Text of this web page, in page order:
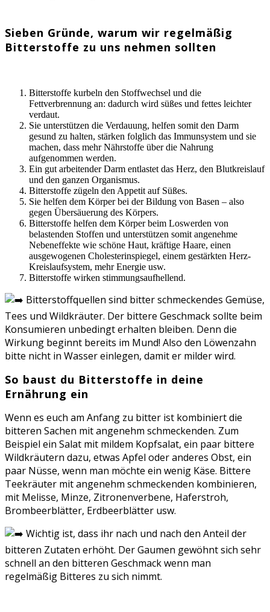
Sieben Gründe, warum wir regelmäßig
Bitterstoffe zu uns nehmen sollten
Bitterstoffe kurbeln den Stoffwechsel und die
Fettverbrennung an: dadurch wird süßes und fettes leichter
verdaut.
Sie unterstützen die Verdauung, helfen somit den Darm
gesund zu halten, stärken folglich das Immunsystem und sie
machen, dass mehr Nährstoffe über die Nahrung
aufgenommen werden.
Ein gut arbeitender Darm entlastet das Herz, den Blutkreislauf
und den ganzen Organismus.
Bitterstoffe zügeln den Appetit auf Süßes.
Sie helfen dem Körper bei der Bildung von Basen – also
gegen Übersäuerung des Körpers.
Bitterstoffe helfen dem Körper beim Loswerden von
belastenden Stoffen und unterstützen somit angenehme
Nebeneffekte wie schöne Haut, kräftige Haare, einen
ausgewogenen Cholesterinspiegel, einem gestärkten Herz-
Kreislaufsystem, mehr Energie usw.
Bitterstoffe wirken stimmungsaufhellend.
Bitterstoffquellen sind bitter schmeckendes Gemüse,
Tees und Wildkräuter. Der bittere Geschmack sollte beim
Konsumieren unbedingt erhalten bleiben. Denn die
Wirkung beginnt bereits im Mund! Also den Löwenzahn
bitte nicht in Wasser einlegen, damit er milder wird.
So baust du Bitterstoffe in deine
Ernährung ein
Wenn es euch am Anfang zu bitter ist kombiniert die
bitteren Sachen mit angenehm schmeckenden. Zum
Beispiel ein Salat mit mildem Kopfsalat, ein paar bittere
Wildkräutern dazu, etwas Apfel oder anderes Obst, ein
paar Nüsse, wenn man möchte ein wenig Käse. Bittere
Teekräuter mit angenehm schmeckenden kombinieren,
mit Melisse, Minze, Zitronenverbene, Haferstroh,
Brombeerblätter, Erdbeerblätter usw.
Wichtig ist, dass ihr nach und nach den Anteil der
bitteren Zutaten erhöht. Der Gaumen gewöhnt sich sehr
schnell an den bitteren Geschmack wenn man
regelmäßig Bitteres zu sich nimmt.